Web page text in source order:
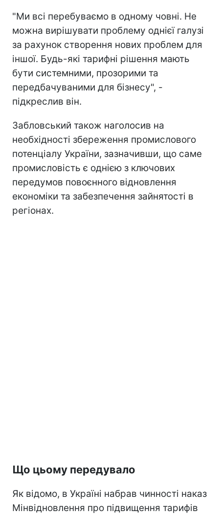
"Ми всі перебуваємо в одному човні. Не
можна вирішувати проблему однієї галузі
за рахунок створення нових проблем для
іншої. Будь-які тарифні рішення мають
бути системними, прозорими та
передбачуваними для бізнесу", -
підкреслив він.
Забловський також наголосив на
необхідності збереження промислового
потенціалу України, зазначивши, що саме
промисловість є однією з ключових
передумов повоєнного відновлення
економіки та забезпечення зайнятості в
регіонах.
Що цьому передувало
Як відомо, в Україні набрав чинності наказ
Мінвідновлення про підвищення тарифів